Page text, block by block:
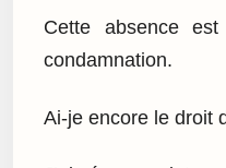
Cette absence
condamnation.
Ai-je encore le droit